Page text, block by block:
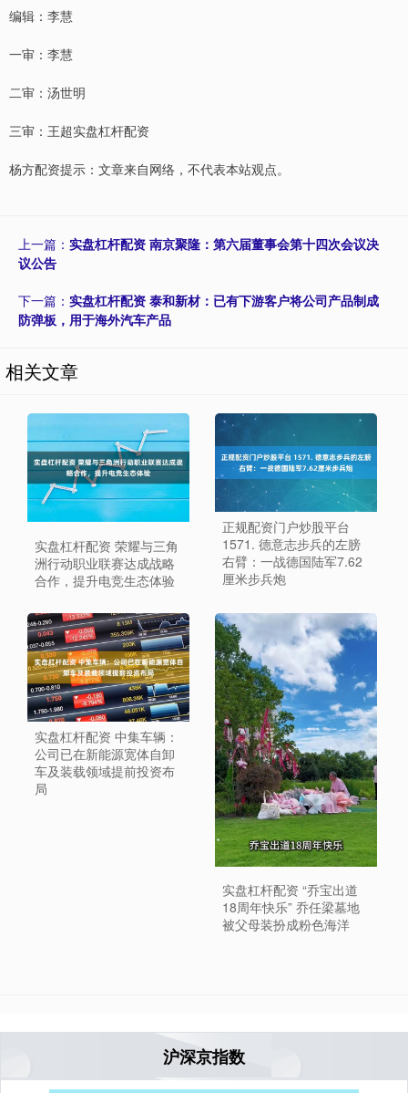
编辑：李慧
一审：李慧
二审：汤世明
三审：王超实盘杠杆配资
杨方配资提示：文章来自网络，不代表本站观点。
上一篇： 实盘杠杆配资 南京聚隆：第六届董事会第十四次会议决
议公告
下一篇： 实盘杠杆配资 泰和新材：已有下游客户将公司产品制成
防弹板，用于海外汽车产品
相关文章
实盘杠杆配资 荣耀与三角
洲行动职业联赛达成战略
合作，提升电竞生态体验
正规配资门户炒股平台
1571. 德意志步兵的左膀
右臂：一战德国陆军7.62
厘米步兵炮
实盘杠杆配资 中集车辆：
公司已在新能源宽体自卸
车及装载领域提前投资布
局
实盘杠杆配资 “乔宝出道
18周年快乐” 乔任梁墓地
被父母装扮成粉色海洋
沪深京指数